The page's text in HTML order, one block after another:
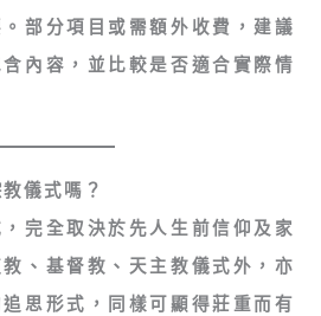
部分項目或需額外收費，建議
內容，並比較是否適合實際情
儀式嗎？
完全取決於先人生前信仰及家
、基督教、天主教儀式外，亦
思形式，同樣可顯得莊重而有